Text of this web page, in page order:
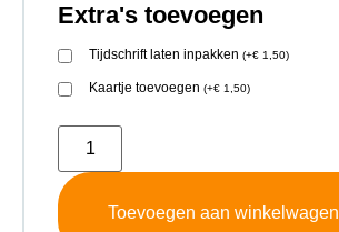
Extra's toevoegen
Tijdschrift laten inpakken (+€ 1,50)
Kaartje toevoegen (+€ 1,50)
Toevoegen aan winkelwagen